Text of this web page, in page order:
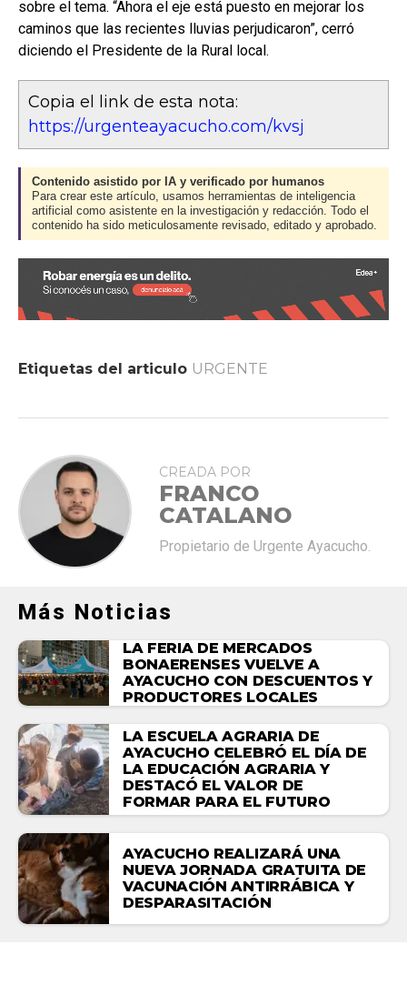
sobre el tema. “Ahora el eje está puesto en mejorar los
caminos que las recientes lluvias perjudicaron”, cerró
diciendo el Presidente de la Rural local.
Copia el link de esta nota:
https://urgenteayacucho.com/kvsj
Contenido asistido por IA y verificado por humanos
Para crear este artículo, usamos herramientas de inteligencia
artificial como asistente en la investigación y redacción. Todo el
contenido ha sido meticulosamente revisado, editado y aprobado.
Etiquetas del articulo URGENTE
CREADA POR
FRANCO
CATALANO
Propietario de Urgente Ayacucho.
Más Noticias
LA FERIA DE MERCADOS
BONAERENSES VUELVE A
AYACUCHO CON DESCUENTOS Y
PRODUCTORES LOCALES
LA ESCUELA AGRARIA DE
AYACUCHO CELEBRÓ EL DÍA DE
LA EDUCACIÓN AGRARIA Y
DESTACÓ EL VALOR DE
FORMAR PARA EL FUTURO
AYACUCHO REALIZARÁ UNA
NUEVA JORNADA GRATUITA DE
VACUNACIÓN ANTIRRÁBICA Y
DESPARASITACIÓN